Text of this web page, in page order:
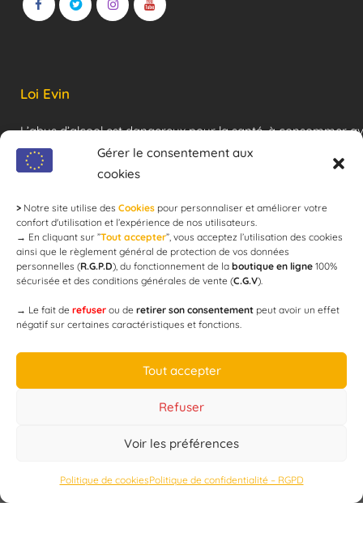
Gérer le consentement aux
cookies
> Notre site utilise des Cookies pour personnaliser et améliorer votre
confort d'utilisation et l’expérience de nos utilisateurs.
→ En cliquant sur ”Tout accepter”, vous acceptez l’utilisation des cookies
ainsi que le règlement général de protection de vos données
personnelles (R.G.P.D), du fonctionnement de la boutique en ligne 100%
sécurisée et des conditions générales de vente (C.G.V).
→ Le fait de refuser ou de retirer son consentement peut avoir un effet
négatif sur certaines caractéristiques et fonctions.
Tout accepter
Refuser
Voir les préférences
Politique de cookiesPolitique de confidentialité – RGPD
Loi Evin
L’abus d’alcool est dangereux pour la santé, à consommer
modération !
Newsletter
email
Designed byWEB3-DESIGN
CopyrightCAP’C2019